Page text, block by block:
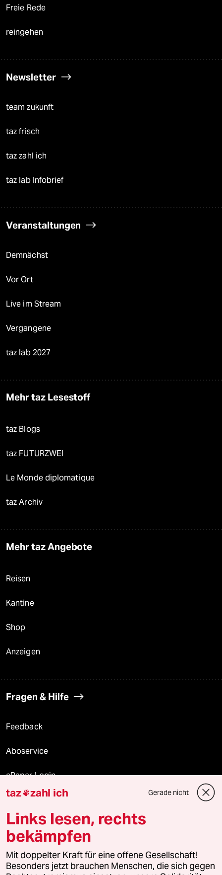
Freie Rede
reingehen
Newsletter
team zukunft
taz frisch
taz zahl ich
taz lab Infobrief
Veranstaltungen
Demnächst
Vor Ort
Live im Stream
Vergangene
taz lab 2027
Mehr taz Lesestoff
taz Blogs
taz FUTURZWEI
Le Monde diplomatique
taz Archiv
Mehr taz Angebote
Reisen
Kantine
Shop
Anzeigen
Fragen & Hilfe
Feedback
Aboservice
ePaper Login
Downloads für Abonnierende
© 2026 taz Verlags und Vertriebs GmbH
Alle Rechte vorbehalten. Bei rechtlichen Fragen oder für Genehmigungen
wenden Sie sich bitte an
lizenzen@taz.de
taz zahl ich Gerade nicht
Links lesen, rechts
bekämpfen
Mit doppelter Kraft für eine offene Gesellschaft!
Besonders jetzt brauchen Menschen, die sich gegen